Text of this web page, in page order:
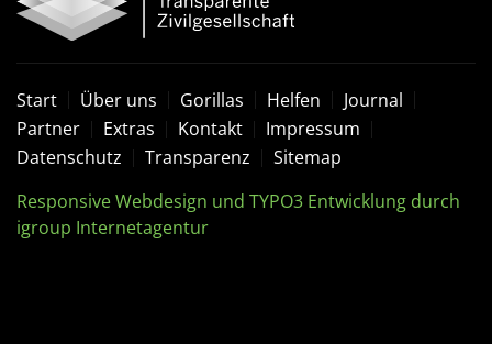
Start Über uns Gorillas Helfen
Journal
Partner
Extras Kontakt
Impressum
Datenschutz
Transparenz
Sitemap
Responsive Webdesign und TYPO3 Entwicklung durch
igroup Internetagentur